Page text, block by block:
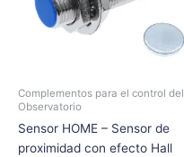
Complementos para el control del
Observatorio
Sensor HOME – Sensor de
proximidad con efecto Hall